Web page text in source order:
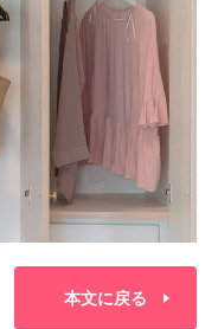
本文に戻る